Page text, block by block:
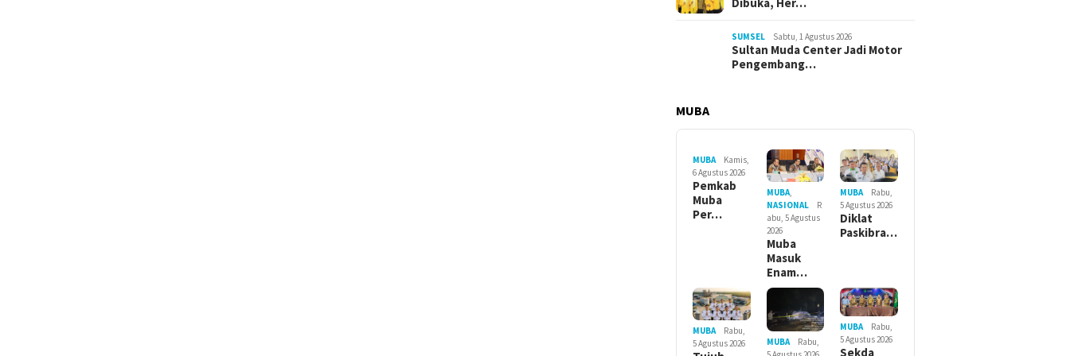
Dibuka, Her…
SUMSEL Sabtu, 1 Agustus 2026
Sultan Muda Center Jadi Motor
Pengembang…
MUBA
MUBA
Kamis,
6 Agustus 2026
Pemkab
Muba
Per…
MUBA,
NASIONAL
R
abu, 5 Agustus
2026
Muba
Masuk
Enam…
MUBA
Rabu,
5 Agustus 2026
Diklat
Paskibra…
MUBA
Rabu,
5 Agustus 2026
MUBA
Rabu,
MUBA
Rabu,
5 Agustus 2026
Sekda